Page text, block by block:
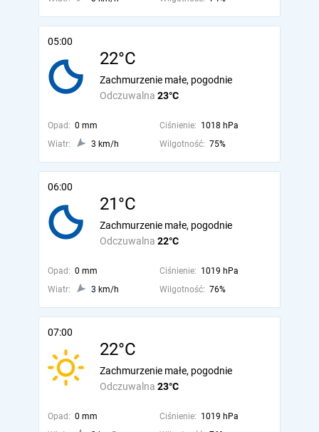
05:00
22°C
Odczuwalna 23°C
Zachmurzenie małe, pogodnie
Opad: 0 mm Ciśnienie: 1018 hPa
Wiatr:
3 km/h Wilgotność: 75%
06:00
21°C
Odczuwalna 22°C
Zachmurzenie małe, pogodnie
Opad: 0 mm Ciśnienie: 1019 hPa
Wiatr:
3 km/h Wilgotność: 76%
07:00
22°C
Odczuwalna 23°C
Zachmurzenie małe, pogodnie
Opad: 0 mm Ciśnienie: 1019 hPa